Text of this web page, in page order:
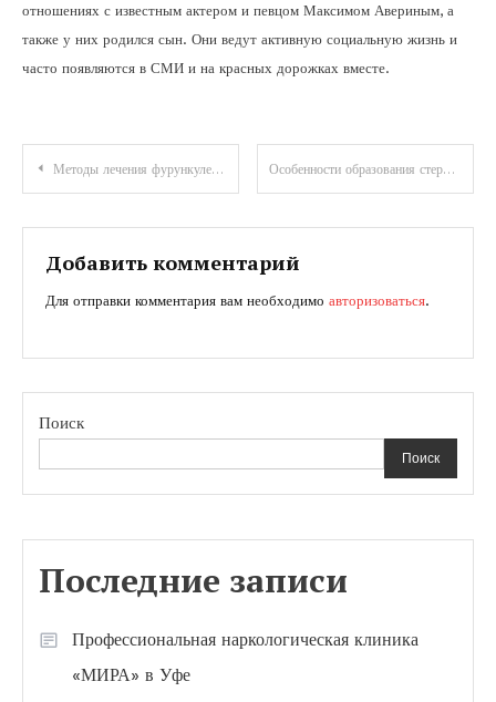
отношениях с известным актером и певцом Максимом Авериным, а
также у них родился сын. Они ведут активную социальную жизнь и
часто появляются в СМИ и на красных дорожках вместе.
Навигация
по
записям
Методы лечения фурункулеза: обзор популярных средств Особенности образования стержня у фурункула
Добавить комментарий
Для отправки комментария вам необходимо авторизоваться.
Поиск
Поиск
Последние записи
Профессиональная наркологическая клиника
«МИРА» в Уфе